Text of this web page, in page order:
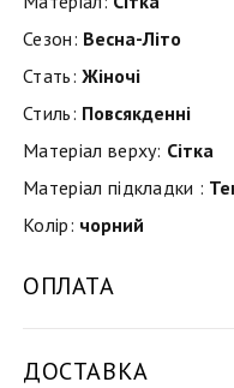
Сезон: Весна-Літо
Стать: Жіночі
Стиль: Повсякденні
Матеріал верху: Сітка
Матеріал підкладки :
Колір: чорний
ОПЛАТА
ДОСТАВКА